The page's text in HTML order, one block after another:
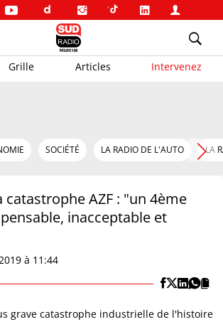
Grille Articles Intervenez
SOCIÉTÉ LA RADIO DE L'AUTO LA
catastrophe AZF : "un 4ème
inacceptable et
à 11:44
grave catastrophe industrielle de l'histoire